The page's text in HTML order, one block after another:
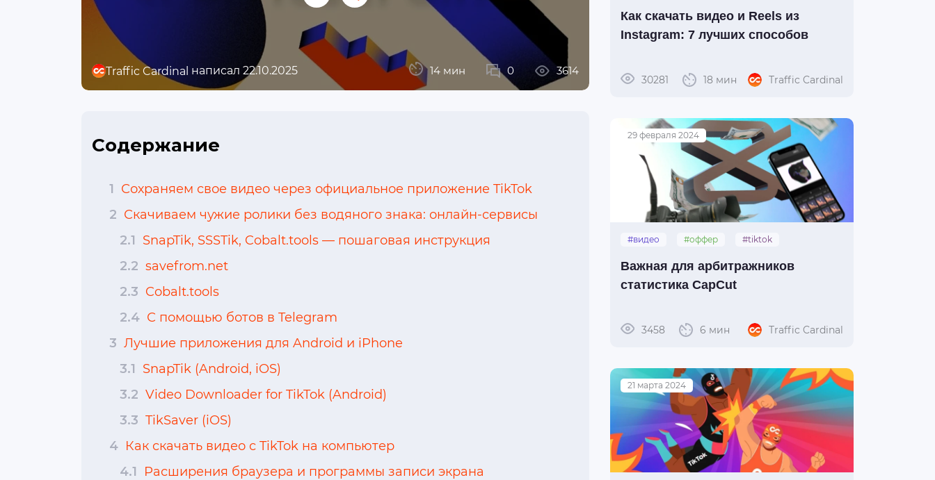
Traffic Cardinal написал 22.10.2025 14 мин 0 3614
Содержание
1 Сохраняем свое видео через официальное приложение TikTok
2 Скачиваем чужие ролики без водяного знака: онлайн-сервисы
2.1 SnapTik, SSSTik, Cobalt.tools — пошаговая инструкция
2.2 savefrom.net
2.3 Cobalt.tools
2.4 С помощью ботов в Telegram
3 Лучшие приложения для Android и iPhone
3.1 SnapTik (Android, iOS)
3.2 Video Downloader for TikTok (Android)
3.3 TikSaver (iOS)
4 Как скачать видео с TikTok на компьютер
4.1
Расширения браузера и программы записи экрана
Как скачать видео и Reels из
Instagram: 7 лучших способов
30281 18 мин Traffic Cardinal
29 февраля 2024
#видео #оффер
#tiktok
Важная для арбитражников
статистика CapCut
3458 6 мин Traffic Cardinal
21 марта 2024